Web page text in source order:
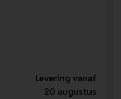
Levering vanaf
20 augustus